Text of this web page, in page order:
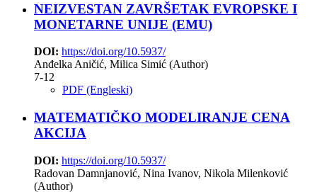
NEIZVESTAN ZAVRŠETAK EVROPSKE I
MONETARNE UNIJE (EMU)
DOI: https://doi.org/10.5937/
Anđelka Aničić, Milica Simić (Author)
7-12
PDF (Engleski)
MATEMATIČKO MODELIRANJE CENA
AKCIJA
DOI: https://doi.org/10.5937/
Radovan Damnjanović, Nina Ivanov, Nikola Milenković
(Author)